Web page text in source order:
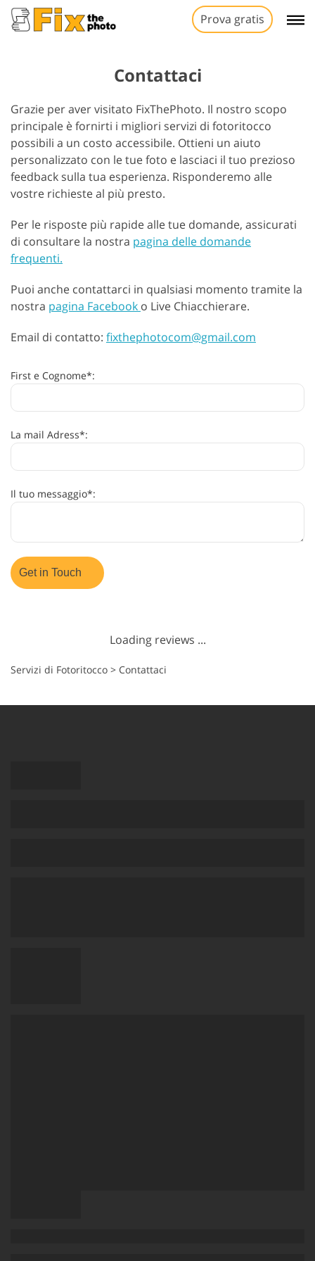
Prova gratis
Contattaci
Grazie per aver visitato FixThePhoto. Il nostro scopo
principale è fornirti i migliori servizi di fotoritocco
possibili a un costo accessibile. Ottieni un aiuto
personalizzato con le tue foto e lasciaci il tuo prezioso
feedback sulla tua esperienza. Risponderemo alle
vostre richieste al più presto.
Per le risposte più rapide alle tue domande, assicurati
di consultare la nostra pagina delle domande
frequenti.
Puoi anche contattarci in qualsiasi momento tramite la
nostra pagina Facebook o Live Chiacchierare.
Email di contatto: fixthephotocom@gmail.com
First e Cognome*:
La mail Adress*:
Il tuo messaggio*:
Loading reviews ...
Servizi di Fotoritocco > Contattaci